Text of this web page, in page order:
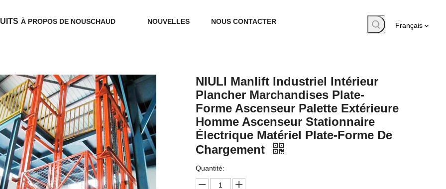
À PROPOS DE NOUSCHAUD NOUVELLES NOUS CONTACTER Français
NIULI Manlift Industriel Intérieur
Plancher Marchandises Plate-
Forme Ascenseur Palette Extérieure
Homme Ascenseur Stationnaire
Électrique Matériel Plate-Forme De
Chargement
Quantité: